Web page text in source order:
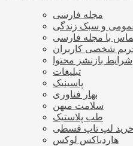
مجله فارسی
و سبک زندگی
با مجله فارسی
شخصی کاربران
شرایط بازنشر محتوا
تبلیغات
پاسینیک
بهار فناوری
سلامت میهن
طب پلاستیک
خرید لپ تاپ قسطی
هاردباکس لوکس